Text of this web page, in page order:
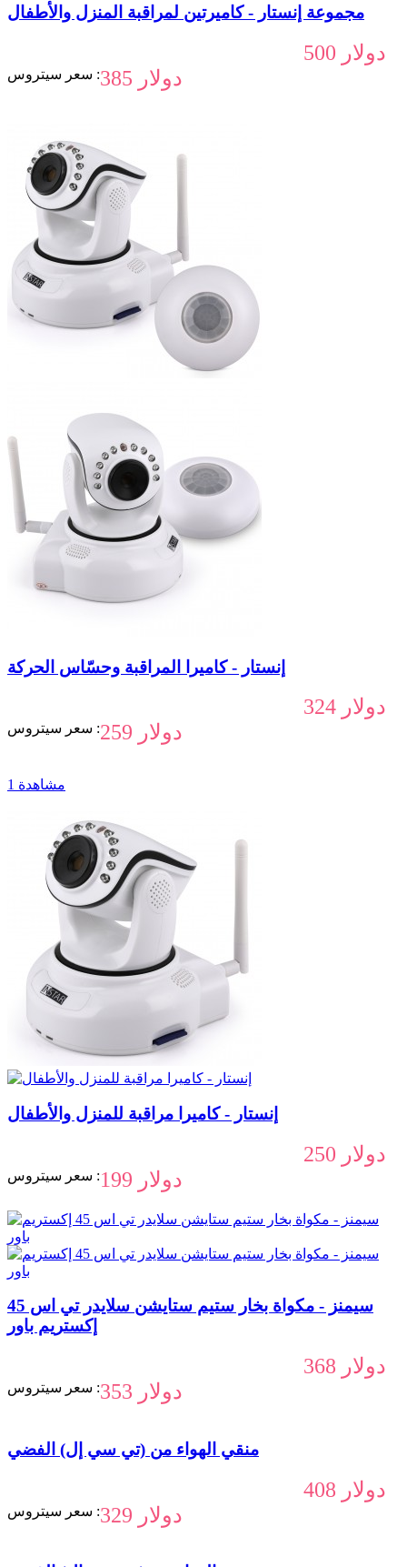
مجموعة إنستار - كاميرتين لمراقبة المنزل والأطفال
500 دولار
سعر سيتروس : 385 دولار
إنستار - كاميرا المراقبة وحسّاس الحركة
324 دولار
سعر سيتروس : 259 دولار
1 مشاهدة
إنستار - كاميرا مراقبة للمنزل والأطفال
250 دولار
سعر سيتروس : 199 دولار
سيمنز - مكواة بخار ستيم ستايشن سلايدر تي اس 45
إكستريم باور
368 دولار
سعر سيتروس : 353 دولار
منقي الهواء من (تي سي إل) الفضي
408 دولار
سعر سيتروس : 329 دولار